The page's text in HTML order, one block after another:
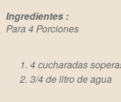
Ingredientes :
Para 4 Porciones
4 cucharadas
3/4 de litro de agua